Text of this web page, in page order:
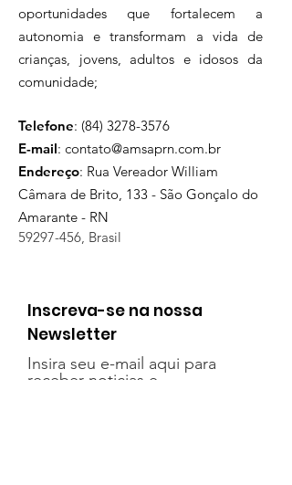
oportunidades que fortalecem a
autonomia e transformam a vida de
crianças, jovens, adultos e idosos da
comunidade;
Telefone: (84) 3278-3576
E-mail: contato@amsaprn.com.br
Endereço: Rua Vereador William
Câmara de Brito, 133 - São Gonçalo do
Amarante - RN
59297-456, Brasil
Inscreva-se na nossa
Newsletter
Insira seu e-mail aqui para
receber noticias e